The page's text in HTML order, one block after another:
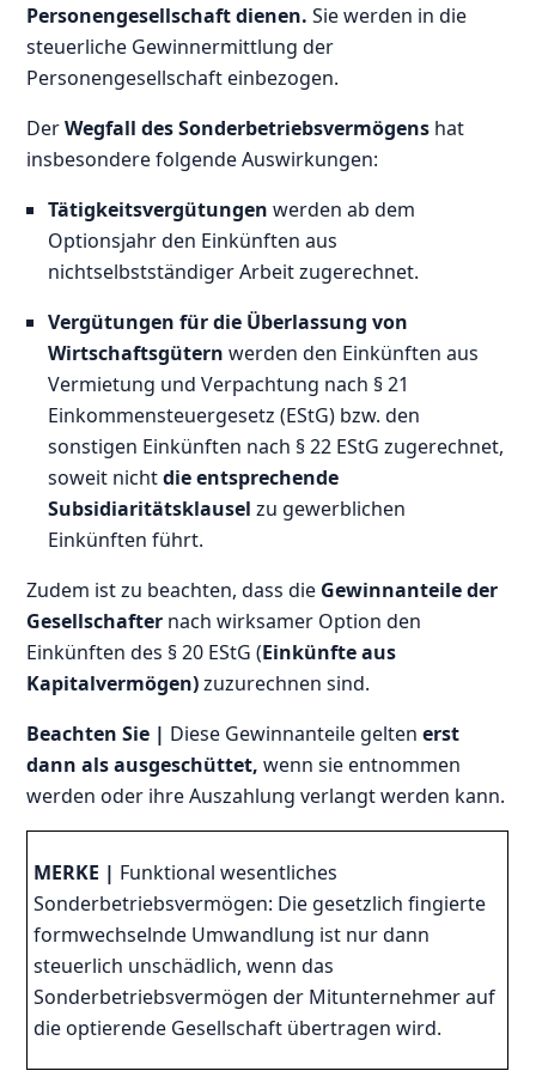
Personengesellschaft dienen. Sie werden in die
steuerliche Gewinnermittlung der
Personengesellschaft einbezogen.
DerWegfall des Sonderbetriebsvermögens hat
insbesondere folgende Auswirkungen:
Tätigkeitsvergütungen werden ab dem
Optionsjahr den Einkünften aus
nichtselbstständiger Arbeit zugerechnet.
Vergütungen für die Überlassung von
Wirtschaftsgütern werden den Einkünften aus
Vermietung und Verpachtung nach § 21
Einkommensteuergesetz (EStG) bzw. den
sonstigen Einkünften nach § 22 EStG zugerechnet,
soweit nichtdie entsprechende
Subsidiaritätsklausel zu gewerblichen
Einkünften führt.
Zudem ist zu beachten, dass die Gewinnanteile der
Gesellschafter nach wirksamer Option den
Einkünften des § 20 EStG (Einkünfte aus
Kapitalvermögen)zuzurechnen sind.
Beachten Sie | Diese Gewinnanteile geltenerst
dann als ausgeschüttet,wenn sie entnommen
werden oder ihre Auszahlung verlangt werden kann.
MERKE | Funktional wesentliches
Sonderbetriebsvermögen: Die gesetzlich fingierte
formwechselnde Umwandlung ist nur dann
steuerlich unschädlich, wenn das
Sonderbetriebsvermögen der Mitunternehmer auf
die optierende Gesellschaft übertragen wird.